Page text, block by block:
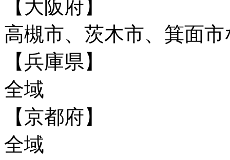
【大阪府】
高槻市、茨木市、箕面
【兵庫県】
全域
【京都府】
全域